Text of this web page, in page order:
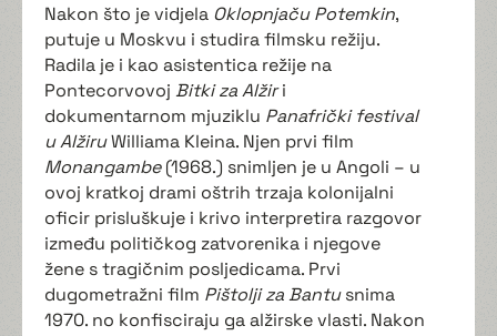
Nakon što je vidjela Oklopnjaču Potemkin,
putuje u Moskvu i studira filmsku režiju.
Radila je i kao asistentica režije na
Pontecorvovoj Bitki za Alžiri
dokumentarnom mjuziklu Panafrički festival
u AlžiruWilliama Kleina. Njen prvi film
Monangambe(1968.) snimljen je u Angoli – u
ovoj kratkoj drami oštrih trzaja kolonijalni
oficir prisluškuje i krivo interpretira razgovor
između političkog zatvorenika i njegove
žene s tragičnim posljedicama. Prvi
dugometražni film Pištolji za Bantusnima
1970. no konfisciraju ga alžirske vlasti. Nakon